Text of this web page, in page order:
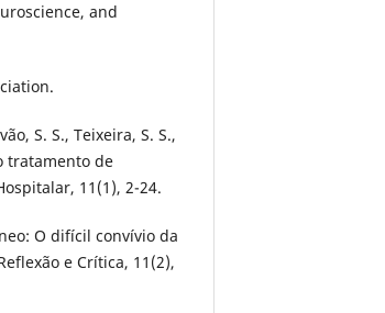
and
S. S., Teixeira, S. S.,
tratamento de
11(1), 2-24.
O difícil convívio da
e Crítica, 11(2),